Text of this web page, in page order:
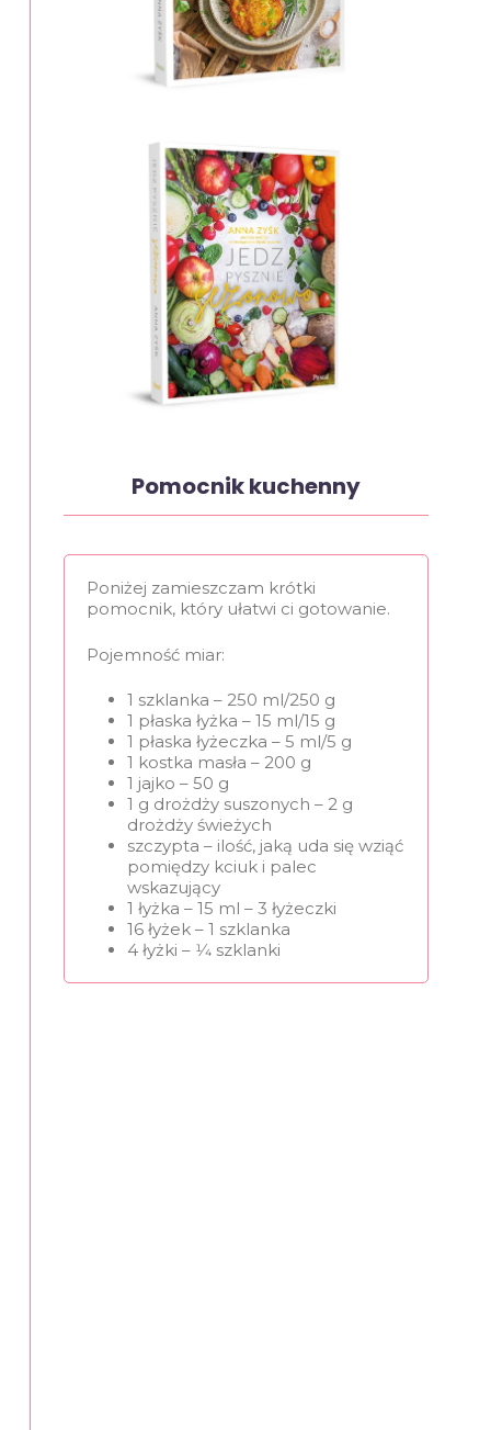
Pomocnik kuchenny
Poniżej zamieszczam krótki
pomocnik, który ułatwi ci gotowanie.
Pojemność miar:
1 szklanka – 250 ml/250 g
1 płaska łyżka – 15 ml/15 g
1 płaska łyżeczka – 5 ml/5 g
1 kostka masła – 200 g
1 jajko – 50 g
1 g drożdży suszonych – 2 g
drożdży świeżych
szczypta – ilość, jaką uda się wziąć
pomiędzy kciuk i palec
wskazujący
1 łyżka – 15 ml – 3 łyżeczki
16 łyżek – 1 szklanka
4 łyżki – 1⁄4 szklanki